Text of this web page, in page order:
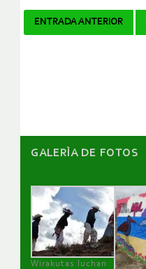
Navegador
ENTRADA ANTERIOR
GALERÌA DE FOTOS
Wirakutas luchan